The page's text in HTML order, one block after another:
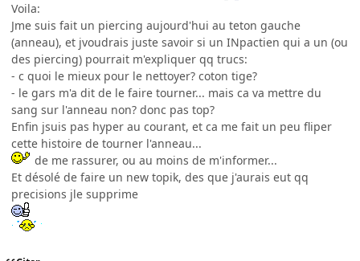
Voila:
Jme suis fait un piercing aujourd'hui au teton gauche
(anneau), et jvoudrais juste savoir si un INpactien qui a un (ou
des piercing) pourrait m'expliquer qq trucs:
- c quoi le mieux pour le nettoyer? coton tige?
- le gars m'a dit de le faire tourner... mais ca va mettre du
sang sur l'anneau non? donc pas top?
Enfin jsuis pas hyper au courant, et ca me fait un peu fliper
cette histoire de tourner l'anneau...
de me rassurer, ou au moins de m'informer...
Et désolé de faire un new topik, des que j'aurais eut qq
precisions jle supprime